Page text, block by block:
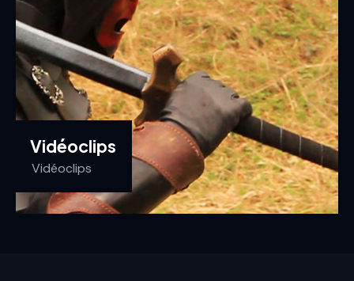
Vidéoclips
Vidéoclips